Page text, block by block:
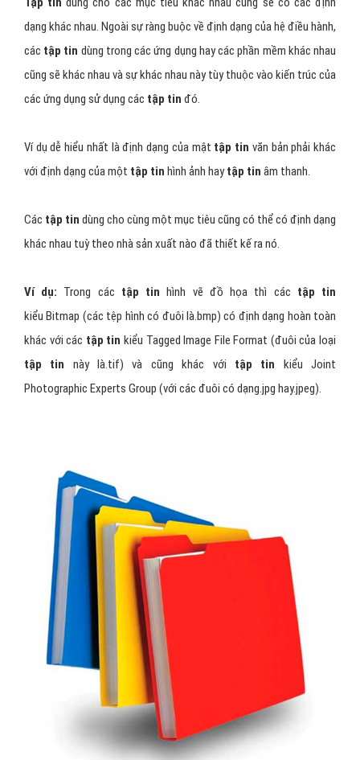
dạng khác nhau. Ngoài sự ràng buộc về định dạng của hệ điều hành,
các tập tin dùng trong các ứng dụng hay các phần mềm khác nhau
cũng sẽ khác nhau và sự khác nhau này tùy thuộc vào kiến trúc của
các ứng dụng sử dụng các tập tin đó.
Ví dụ dễ hiểu nhất là định dạng của mật tập tin văn bản phải khác
với định dạng của một tập tin hình ảnh haytập tin âm thanh.
Các tập tin dùng cho cùng một mục tiêu cũng có thể có định dạng
khác nhau tuỳ theo nhà sản xuất nào đã thiết kế ra nó.
Ví dụ: Trong các tập tin hình vẽ đồ họa thì các tập tin
kiểu Bitmap (các tệp hình có đuôi là.bmp) có định dạng hoàn toàn
khác với các tập tin kiểu Tagged Image File Format (đuôi của loại
tập tin này là.tif) và cũng khác với tập tin kiểu Joint
Photographic Experts Group (với các đuôi có dạng.jpg hay.jpeg).